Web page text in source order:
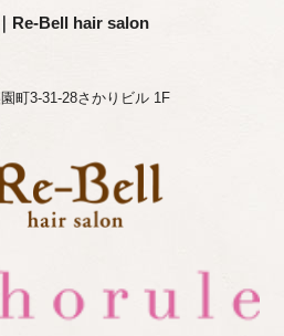
Re-Bell hair salon
町3-31-28さかりビル 1F